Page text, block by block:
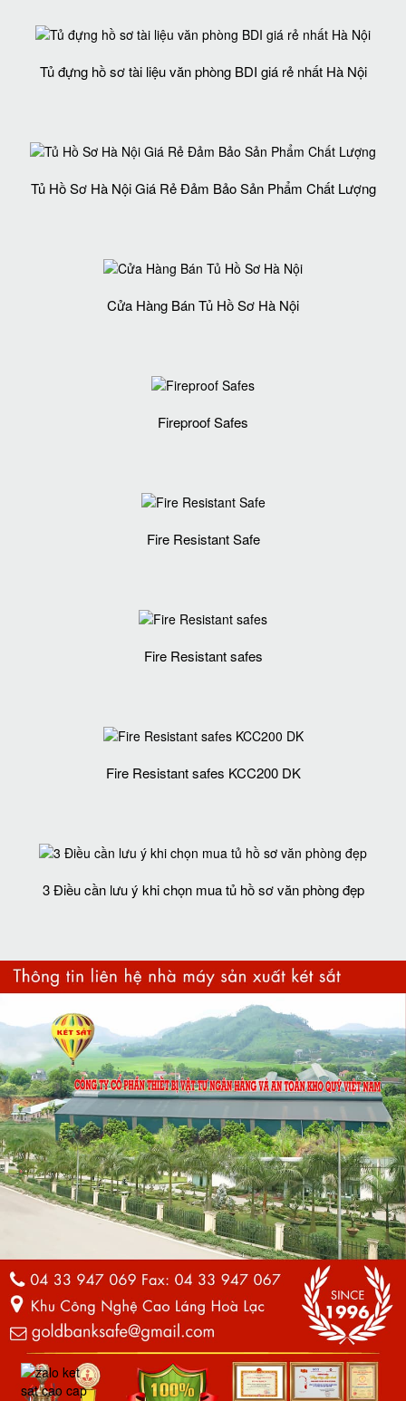
Tủ đựng hồ sơ tài liệu văn phòng BDI giá rẻ nhất Hà Nội
Tủ Hồ Sơ Hà Nội Giá Rẻ Đảm Bảo Sản Phẩm Chất Lượng‎
Cửa Hàng Bán Tủ Hồ Sơ Hà Nội
Fireproof Safes
Fire Resistant Safe
Fire Resistant safes
Fire Resistant safes KCC200 DK
3 Điều cần lưu ý khi chọn mua tủ hồ sơ văn phòng đẹp